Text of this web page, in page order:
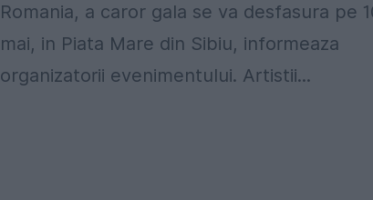
Romania, a caror gala se va desfasura pe
mai, in Piata Mare din Sibiu, informeaza
organizatorii evenimentului. Artistii...